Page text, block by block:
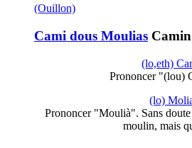
(Ouillon)
Cami dous Moulias
(lo,eth)
Prononcer "(lou)
(lo)
Prononcer "Moulià". Sans
moulin, mais